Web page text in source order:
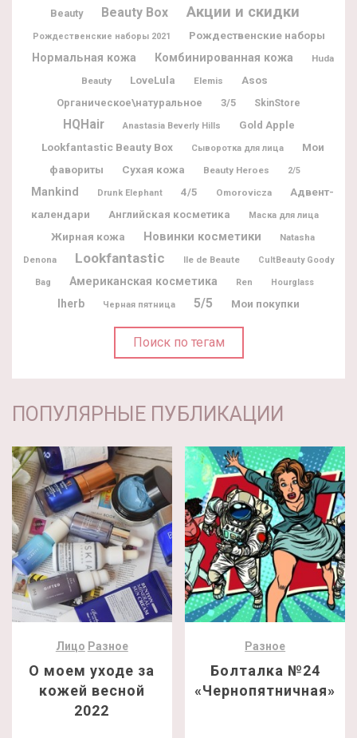
Beauty
Beauty Box Акции и скидки
Рождественские наборы 2021
Рождественские наборы
Нормальная кожа
Комбинированная кожа
Huda
Beauty
LoveLula Elemis
Asos
Органическое\натуральное
3/5 SkinStore
HQHair Anastasia Beverly Hills Gold Apple
Lookfantastic Beauty Box Сыворотка для лица
Мои
фавориты
Сухая кожа Beauty Heroes 2/5
Mankind Drunk Elephant 4/5 Omorovicza
Адвент-
календари
Английская косметика Маска для лица
Жирная кожа Новинки косметики
Natasha
Denona
Lookfantastic Ile de Beaute CultBeauty Goody
Bag Американская косметика Ren Hourglass
Iherb Черная пятница 5/5 Мои покупки
Поиск по тегам
ПОПУЛЯРНЫЕ ПУБЛИКАЦИИ
Лицо Разное
О моем уходе за
кожей весной
2022
Разное
Болталка №24
«Чернопятничная»